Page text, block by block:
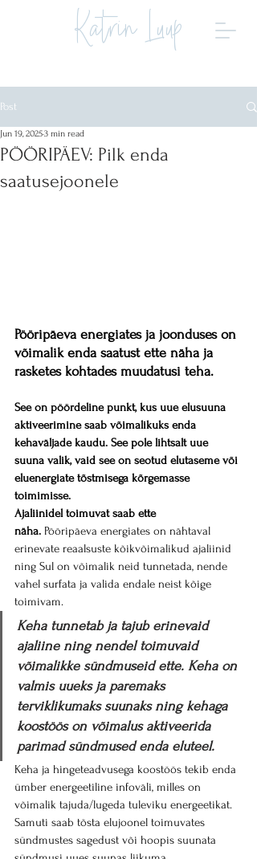
Katrin Luup
Post
PÖÖRIPÄEV: Pilk enda
saatusejoonele
Jun 19, 20253 min read
Pööripäeva energiates ja joonduses on
võimalik enda saatust ette näha ja
rasketes kohtades muudatusi teha.
See on pöördeline punkt, kus uue elusuuna
aktiveerimine saab võimalikuks enda
kehaväljade kaudu. See pole lihtsalt uue
suuna valik, vaid see on seotud elutaseme või
eluenergiate tõstmisega kõrgemasse
toimimisse.
Ajaliinidel toimuvat saab ette
näha. Pööripäeva energiates on nähtaval
erinevate reaalsuste kõikvõimalikud ajaliinid
ning Sul on võimalik neid tunnetada, nende
vahel surfata ja valida endale neist kõige
toimivam.
Keha tunnetab ja tajub erinevaid
ajaliine ning nendel toimuvaid
võimalikke sündmuseid ette. Keha on
valmis uueks ja paremaks
terviklikumaks suunaks ning kehaga
koostöös on võimalus aktiveerida
parimad sündmused enda eluteel.
Keha ja hingeteadvusega koostöös tekib enda
ümber energeetiline infoväli, milles on
võimalik tajuda/lugeda tuleviku energeetikat.
Samuti saab tõsta elujoonel toimuvates
sündmustes sagedust või hoopis suunata